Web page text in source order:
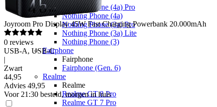
Nothing Phone (4a) Pro
Nothing Phone (4a)
Nothing Phone (3a) Pro
Nothing Phone (3a) Lite
Nothing Phone (3)
Fairphone
Fairphone
Fairphone (Gen. 6)
Realme
Realme
Realme GT 8 Pro
Realme GT 7 Pro
Joyroom Pro Display 45W Fast Charging Powerbank 20.000mAh
0 reviews
USB-A, USB-C
|
Zwart
44,95
Advies 49,95
Voor 21:30 besteld, morgen in huis